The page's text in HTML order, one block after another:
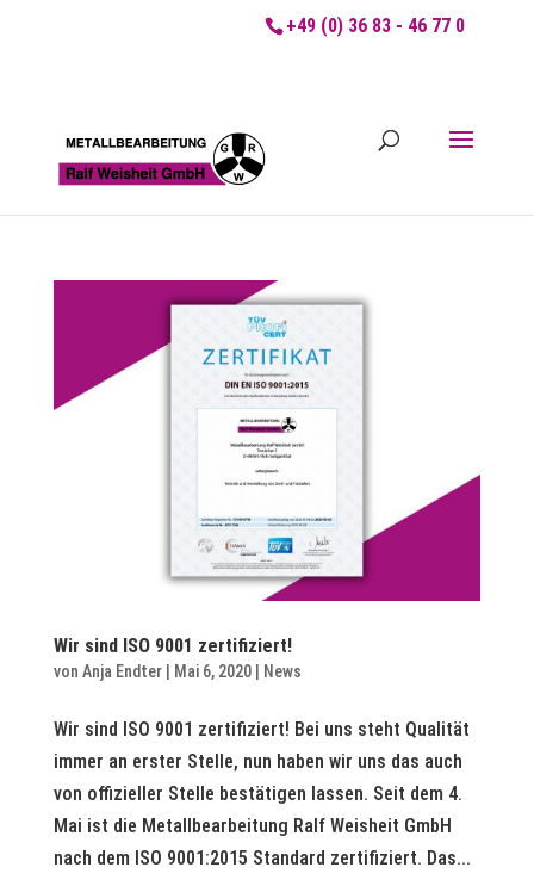
+49 (0) 36 83 - 46 77 0
Wir sind ISO 9001 zertifiziert!
von Anja Endter| Mai 6, 2020| News
Wir sind ISO 9001 zertifiziert! Bei uns steht Qualität
immer an erster Stelle, nun haben wir uns das auch
von offizieller Stelle bestätigen lassen. Seit dem 4.
Mai ist die Metallbearbeitung Ralf Weisheit GmbH
nach dem ISO 9001:2015 Standard zertifiziert. Das...